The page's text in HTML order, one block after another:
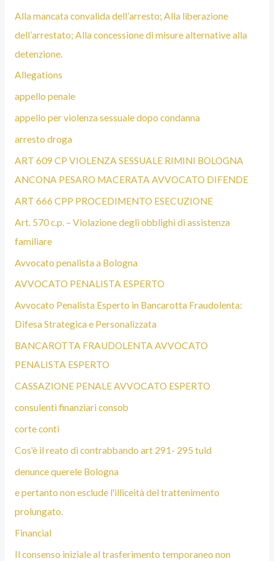
Alla mancata convalida dell’arresto; Alla liberazione
dell’arrestato; Alla concessione di misure alternative alla
detenzione.
Allegations
appello penale
appello per violenza sessuale dopo condanna
arresto droga
ART 609 CP VIOLENZA SESSUALE RIMINI BOLOGNA
ANCONA PESARO MACERATA AVVOCATO DIFENDE
ART 666 CPP PROCEDIMENTO ESECUZIONE
Art. 570 c.p. – Violazione degli obblighi di assistenza
familiare
Avvocato penalista a Bologna
AVVOCATO PENALISTA ESPERTO
Avvocato Penalista Esperto in Bancarotta Fraudolenta:
Difesa Strategica e Personalizzata
BANCAROTTA FRAUDOLENTA AVVOCATO
PENALISTA ESPERTO
CASSAZIONE PENALE AVVOCATO ESPERTO
consulenti finanziari consob
corte conti
Cos'è il reato di contrabbando art 291- 295 tuld
denunce querele Bologna
e pertanto non esclude l'illiceità del trattenimento
prolungato.
Financial
Il consenso iniziale al trasferimento temporaneo non